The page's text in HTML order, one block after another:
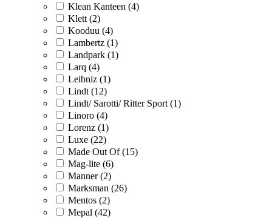
Klean Kanteen (4)
Klett (2)
Kooduu (4)
Lambertz (1)
Landpark (1)
Larq (4)
Leibniz (1)
Lindt (12)
Lindt/ Sarotti/ Ritter Sport (1)
Linoro (4)
Lorenz (1)
Luxe (22)
Made Out Of (15)
Mag-lite (6)
Manner (2)
Marksman (26)
Mentos (2)
Mepal (42)